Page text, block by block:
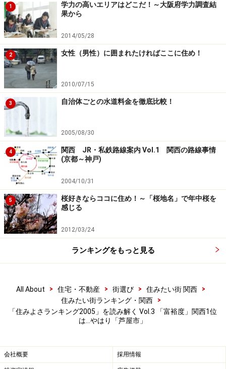
1
学力の高いエリアはどこだ！～大阪府学力調査結
果から
2014/05/28
2 女性（男性）に囲まれたければここに住め！
2010/07/15
3 自治体ごとの水道料金を徹底比較！
2005/08/30
4
関西 JR・私鉄路線案内 Vol.1 関西の路線事情
(京都～神戸)
2004/10/31
5
桜好きならココに住め！～「桜地名」で年中桜を
感じる
2012/03/24
ランキングをもっと見る
All About > 住宅・不動産 > 街選び > 住みたい街 関西
>
住みたい街ランキング・関西
>
「住みよさランキング2005」を読み解く Vol.3 「富裕度」関西1位
は…やはり「芦屋市」
会社概要 採用情報